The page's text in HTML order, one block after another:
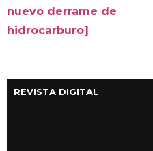
nuevo derrame de
hidrocarburo]
REVISTA DIGITAL